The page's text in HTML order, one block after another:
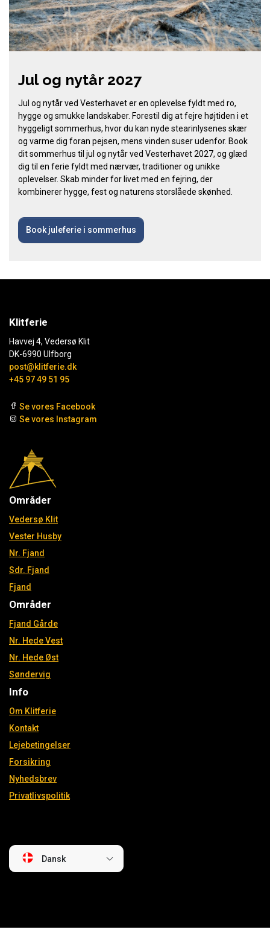
Jul og nytår 2027
Jul og nytår ved Vesterhavet er en oplevelse fyldt med ro,
hygge og smukke landskaber. Forestil dig at fejre højtiden i et
hyggeligt sommerhus, hvor du kan nyde stearinlysenes skær
og varme dig foran pejsen, mens vinden suser udenfor. Book
dit sommerhus til jul og nytår ved Vesterhavet 2027, og glæd
dig til en ferie fyldt med nærvær, traditioner og unikke
oplevelser. Skab minder for livet med en fejring, der
kombinerer hygge, fest og naturens storslåede skønhed.
Book juleferie i sommerhus
Klitferie
Havvej 4, Vedersø Klit
DK-6990 Ulfborg
post@klitferie.dk
+45 97 49 51 95
Se vores Facebook
Se vores Instagram
Områder
Vedersø Klit
Vester Husby
Nr. Fjand
Sdr. Fjand
Fjand
Områder
Fjand Gårde
Nr. Hede Vest
Nr. Hede Øst
Søndervig
Info
Om Klitferie
Kontakt
Lejebetingelser
Forsikring
Nyhedsbrev
Privatlivspolitik
Dansk